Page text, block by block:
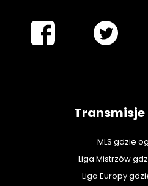
MLS gdzie
Liga Mistrzów
Liga Europy